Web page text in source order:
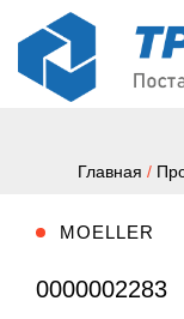
Главная /
MOELLER
0000002283